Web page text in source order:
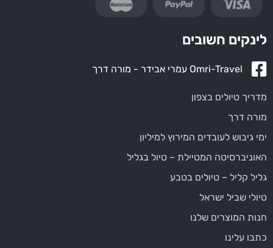
לינקים חשובים
Omri-Travel עמרי אבידר - מורה דרך
מדריך טיולים בצפון
מורה דרך
ימי גיבוש לעובדים המירוץ למיליון
האוניברסיטה המטיילת – טיול בגליל
גליל קליל – טיולים בטבע
טיולי שביל ישראל
חנות המוצרים שלנו
כתבו עלינו